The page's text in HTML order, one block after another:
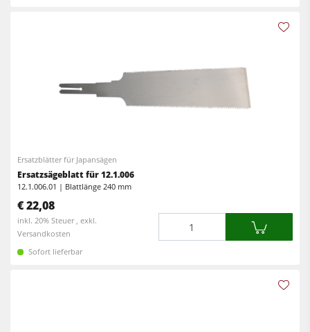
Ersatzblätter für Japansägen
Ersatzsägeblatt für 12.1.006
12.1.006.01 | Blattlänge 240 mm
€ 22,08
inkl. 20% Steuer , exkl.
Versandkosten
Sofort lieferbar